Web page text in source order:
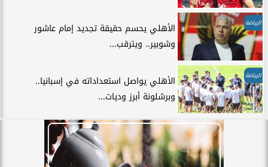
الرياضة
الأهلي يحسم حقيقة تجديد إمام عاشور
وشوبير.. ويترقب...
الرياضة
الأهلي يواصل استعداداته في إسبانيا..
وبرشلونة أبرز وديات...